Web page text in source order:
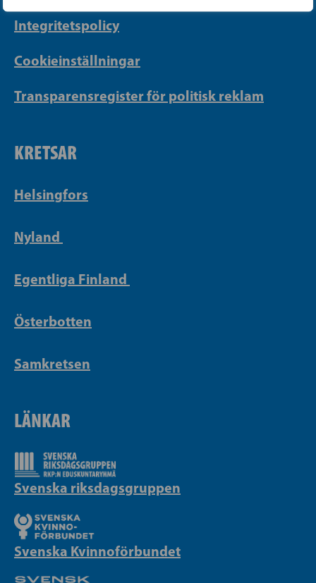
Integritetspolicy
Cookieinställningar
Transparensregister för politisk reklam
KRETSAR
Helsingfors
Nyland
Egentliga Finland
Österbotten
Samkretsen
LÄNKAR
Svenska riksdagsgruppen
Svenska Kvinnoförbundet